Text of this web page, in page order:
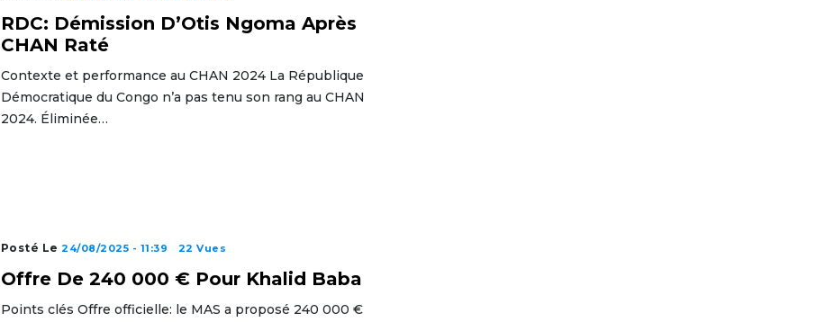
RDC: Démission D’Otis Ngoma Après
CHAN Raté
Contexte et performance au CHAN 2024 La République
Démocratique du Congo n’a pas tenu son rang au CHAN
2024. Éliminée…
Posté Le24/08/2025 - 11:39 22 Vues
Offre De 240 000 € Pour Khalid Baba
Points clés Offre officielle: le MAS a proposé 240 000 €